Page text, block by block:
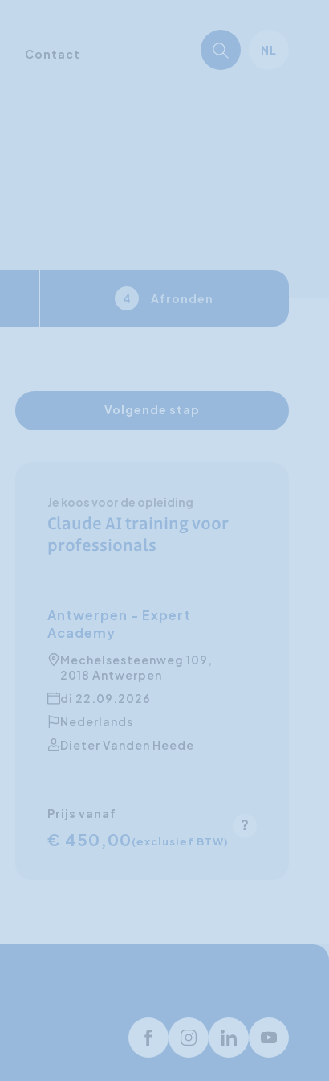
Contact NL
4 Afronden
Volgende stap
Je koos voor de opleiding
Claude AI training voor
professionals
Antwerpen - Expert
Academy
Mechelsesteenweg 109,
2018 Antwerpen
di 22.09.2026
Nederlands
Dieter Vanden Heede
Prijs vanaf
€ 450,00(exclusief BTW)
FacebookInstagramLinkedInYoutube